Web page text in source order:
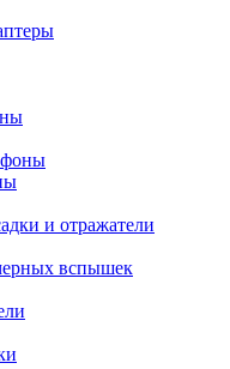
и отражатели
вспышек